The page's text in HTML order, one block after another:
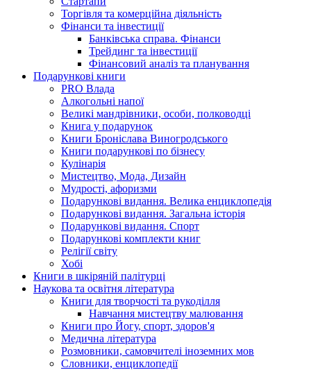
Торгівля та комерційна діяльність
Фінанси та інвестиції
Банківська справа. Фінанси
Трейдинг та інвестиції
Фінансовий аналіз та планування
Подарункові книги
PRO Влада
Алкогольні напої
Великі мандрівники, особи, полководці
Книга у подарунок
Книги Броніслава Виногродського
Книги подарункові по бізнесу
Кулінарія
Мистецтво, Мода, Дизайн
Мудрості, афоризми
Подарункові видання. Велика енциклопедія
Подарункові видання. Загальна історія
Подарункові видання. Спорт
Подарункові комплекти книг
Релігії світу
Хобі
Книги в шкіряній палітурці
Наукова та освітня література
Книги для творчості та рукоділля
Навчання мистецтву малювання
Книги про Йогу, спорт, здоров'я
Медична література
Розмовники, самовчителі іноземних мов
Словники, енциклопедії